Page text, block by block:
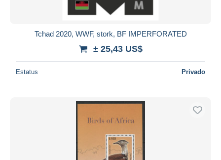
Tchad 2020, WWF, stork, BF IMPERFORATED
± 25,43 US$
Estatus Privado